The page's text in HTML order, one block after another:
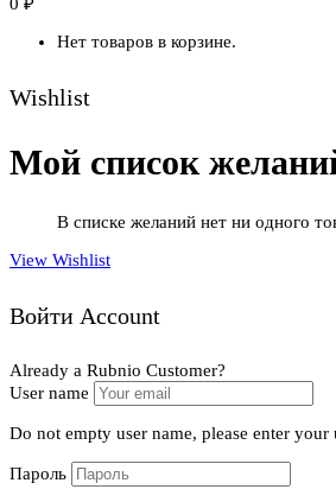
0 ₽
Нет товаров в корзине.
Wishlist
Мой список
В списке желаний нет ни одного
View Wishlist
Войти Account
Already a Rubnio Customer?
User name
Do not empty user name, please enter your
Пароль